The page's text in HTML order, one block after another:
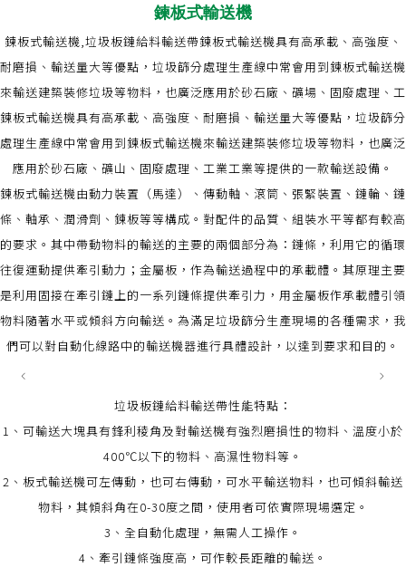
鍊板式輸送機
鍊板式輸送機,垃圾板鏈給料輸送帶鍊板式輸送機具有高承載、高強度、
耐磨損、輸送量大等優點，垃圾篩分處理生產線中常會用到鍊板式輸送機
來輸送建築裝修垃圾等物料，也廣泛應用於砂石廠、礦場、固廢處理、工
鍊板式輸送機具有高承載、高強度、耐磨損、輸送量大等優點，垃圾篩分
處理生產線中常會用到鍊板式輸送機來輸送建築裝修垃圾等物料，也廣泛
應用於砂石廠、礦山、固廢處理、工業工業等提供的一款輸送設備。
鍊板式輸送機由動力裝置（馬達）、傳動軸、滾筒、張緊裝置、鏈輪、鏈
條、軸承、潤滑劑、鍊板等等構成。對配件的品質、組裝水平等都有較高
的要求。其中帶動物料的輸送的主要的兩個部分為：鏈條，利用它的循環
往復運動提供牽引動力；金屬板，作為輸送過程中的承載體。其原理主要
是利用固接在牽引鏈上的一系列鏈條提供牽引力，用金屬板作承載體引領
物料隨著水平或傾斜方向輸送。為滿足垃圾篩分生產現場的各種需求，我
們可以對自動化線路中的輸送機器進行具體設計，以達到要求和目的。
垃圾板鏈給料輸送帶性能特點：
1、可輸送大塊具有鋒利稜角及對輸送機有強烈磨損性的物料、溫度小於
400℃以下的物料、高濕性物料等。
2、板式輸送機可左傳動，也可右傳動，可水平輸送物料，也可傾斜輸送
物料，其傾斜角在0-30度之間，使用者可依實際現場選定。
3、全自動化處理，無需人工操作。
4、牽引鏈條強度高，可作較長距離的輸送。